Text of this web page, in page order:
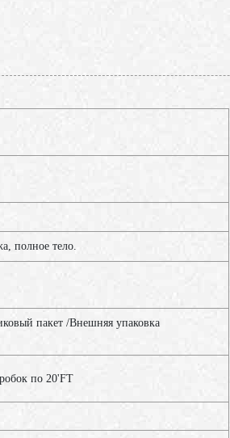
полное тело.
пакет /Внешняя упаковка
по 20'FT